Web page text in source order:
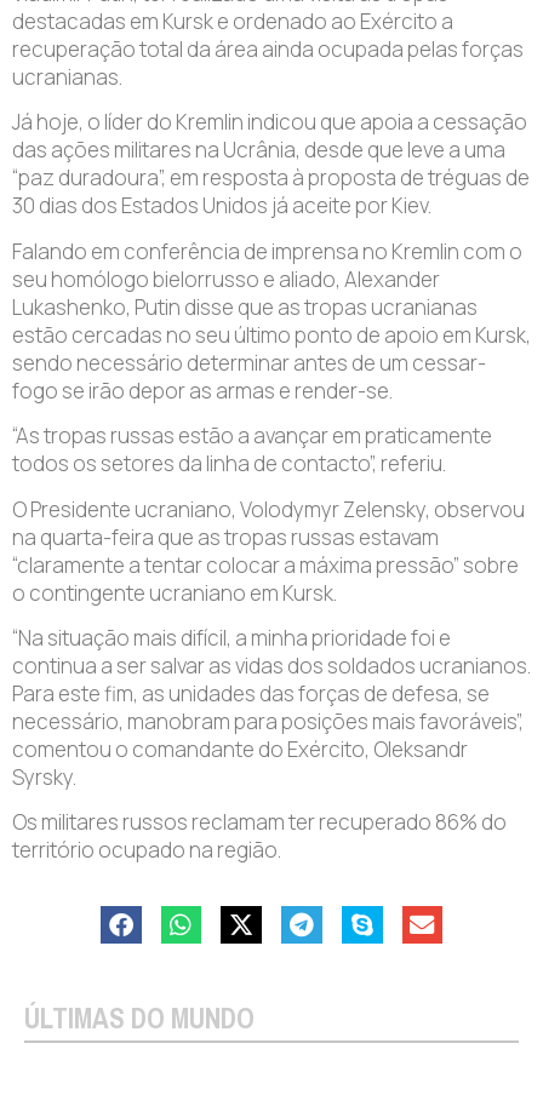
destacadas em Kursk e ordenado ao Exército a
recuperação total da área ainda ocupada pelas forças
ucranianas.
Já hoje, o líder do Kremlin indicou que apoia a cessação
das ações militares na Ucrânia, desde que leve a uma
“paz duradoura”, em resposta à proposta de tréguas de
30 dias dos Estados Unidos já aceite por Kiev.
Falando em conferência de imprensa no Kremlin com o
seu homólogo bielorrusso e aliado, Alexander
Lukashenko, Putin disse que as tropas ucranianas
estão cercadas no seu último ponto de apoio em Kursk,
sendo necessário determinar antes de um cessar-
fogo se irão depor as armas e render-se.
“As tropas russas estão a avançar em praticamente
todos os setores da linha de contacto”, referiu.
O Presidente ucraniano, Volodymyr Zelensky, observou
na quarta-feira que as tropas russas estavam
“claramente a tentar colocar a máxima pressão” sobre
o contingente ucraniano em Kursk.
“Na situação mais difícil, a minha prioridade foi e
continua a ser salvar as vidas dos soldados ucranianos.
Para este fim, as unidades das forças de defesa, se
necessário, manobram para posições mais favoráveis”,
comentou o comandante do Exército, Oleksandr
Syrsky.
Os militares russos reclamam ter recuperado 86% do
território ocupado na região.
ÚLTIMAS DO MUNDO